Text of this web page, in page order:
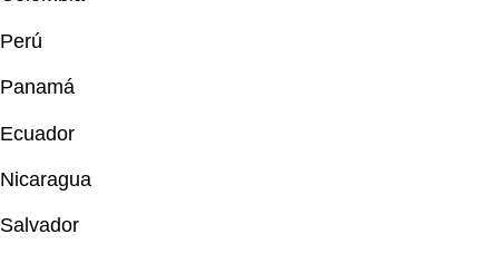
Perú
Panamá
Ecuador
Nicaragua
Salvador